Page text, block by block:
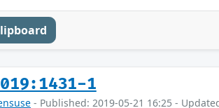
1
- Published: 2019-05-21 16:25 -